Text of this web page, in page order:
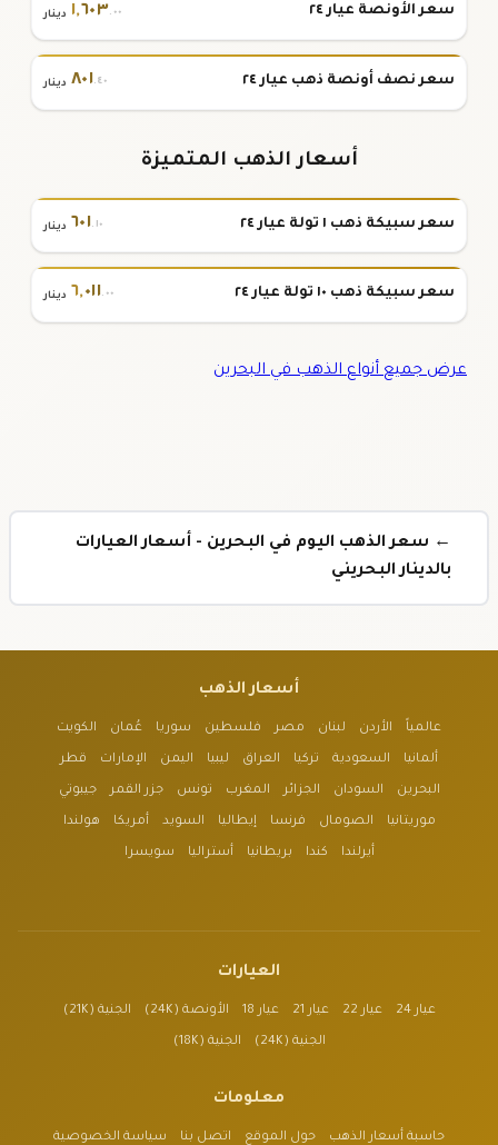
سعر الأونصة عيار ٢٤ ١,٦٠٣.٠٠ دينار
سعر نصف أونصة ذهب عيار ٢٤ ٨٠١.٤٠ دينار
أسعار الذهب المتميزة
سعر سبيكة ذهب ١ تولة عيار ٢٤ ٦٠١.١٠ دينار
سعر سبيكة ذهب ١٠ تولة عيار ٢٤ ٦,٠١١.٠٠ دينار
عرض جميع أنواع الذهب في البحرين
← سعر الذهب اليوم في البحرين - أسعار العيارات
بالدينار البحريني
أسعار الذهب
عالمياً الأردن لبنان مصر فلسطين سوريا عُمان الكويت
ألمانيا السعودية تركيا العراق ليبيا اليمن الإمارات قطر
البحرين السودان الجزائر المغرب تونس جزر القمر جيبوتي
موريتانيا الصومال فرنسا إيطاليا السويد أمريكا هولندا
أيرلندا كندا بريطانيا أستراليا سويسرا
العيارات
عيار 24 عيار 22 عيار 21 عيار 18 الأونصة (24K) الجنية (21K)
الجنية (24K) الجنية (18K)
معلومات
حاسبة أسعار الذهب حول الموقع اتصل بنا سياسة الخصوصية